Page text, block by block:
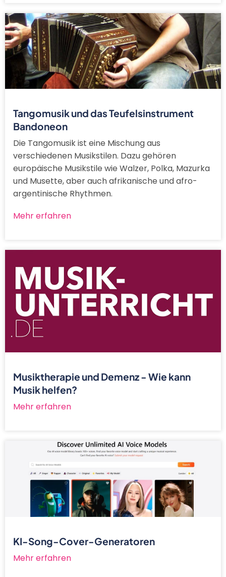
Tangomusik und das Teufelsinstrument
Bandoneon
Die Tangomusik ist eine Mischung aus
verschiedenen Musikstilen. Dazu gehören
europäische Musikstile wie Walzer, Polka, Mazurka
und Musette, aber auch afrikanische und afro-
argentinische Rhythmen.
Mehr erfahren
Musiktherapie und Demenz - Wie kann
Musik helfen?
Mehr erfahren
KI-Song-Cover-Generatoren
Mehr erfahren